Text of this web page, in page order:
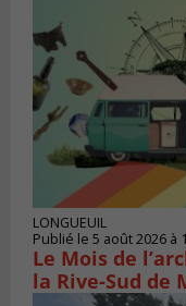
LONGUEUIL
Publié le 5 août 2026 à
Le Mois de
la Rive-Sud de